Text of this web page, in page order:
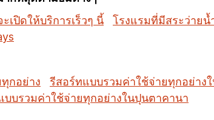
เปิดให้บริการเร็วๆ นี้ โรงแรมที่มีสระว่ายน้
กอย่าง รีสอร์ทแบบรวมค่าใช้จ่ายทุกอย่าง
บบรวมค่าใช้จ่ายทุกอย่างในปุนตาคานา